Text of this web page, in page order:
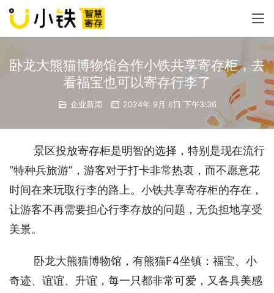
卧龙大熊猫博物馆合作小铁共享寄存柜，去
看福宝也可以寄存行李了
企业新闻 2024年 9月 6日 下午3:36
景区投放寄存柜是明智的选择，特别是现在流行
“特种兵旅游”，游客对于打卡非常热衷，而不愿意花
时间在来玩取行李的路上。小铁共享寄存柜的存在，
让游客不再需要担心行李存放的问题，无负担地享受
美景。
卧龙大熊猫博物馆，有熊猫F4坐镇：福宝、小
奇迹、谊谊、升谊，每一只都非常可爱，又各具美感